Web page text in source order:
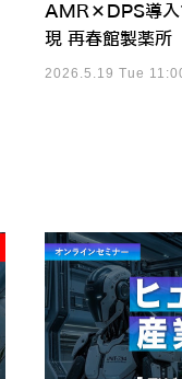
AMR×DPS導入
現 再春館製薬所
2026.5.19 Tue